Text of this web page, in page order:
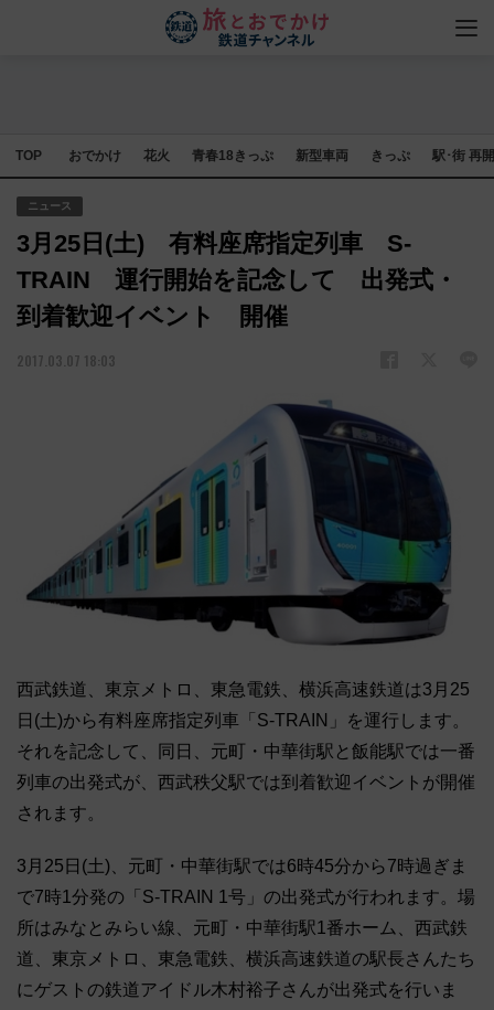
TOP おでかけ 花火 青春18きっぷ 新型車両 きっぷ 駅･街 再
ニュース
3月25日(土) 有料座席指定列車 S-
TRAIN 運行開始を記念して 出発式・
到着歓迎イベント 開催
2017.03.07 18:03
西武鉄道、東京メトロ、東急電鉄、横浜高速鉄道は3月25
日(土)から有料座席指定列車「S-TRAIN」を運行します。
それを記念して、同日、元町・中華街駅と飯能駅では一番
列車の出発式が、西武秩父駅では到着歓迎イベントが開催
されます。
3月25日(土)、元町・中華街駅では6時45分から7時過ぎま
で7時1分発の「S-TRAIN 1号」の出発式が行われます。場
所はみなとみらい線、元町・中華街駅1番ホーム、西武鉄
道、東京メトロ、東急電鉄、横浜高速鉄道の駅長さんたち
にゲストの鉄道アイドル木村裕子さんが出発式を行いま